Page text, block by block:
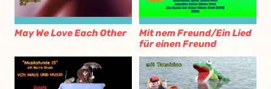
May We Love Each Other
Mit nem Freund/Ein Lied
für einen Freund